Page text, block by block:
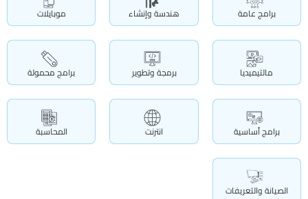
برامج عامة هندسة وإنشاء موبايلات
مالتيميديا برمجة وتطوير برامج محمولة
برامج أساسية انترنت المحاسبة
الصيانة والتعريفات